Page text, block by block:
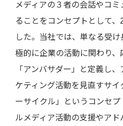
メディアの３者の会話やコ
ることをコンセプトとして
した。当社では、単なる受
極的に企業の活動に関わり
「アンバサダー」と定義し
ケティング活動を見直すサ
ーサイクル」というコンセ
ルメディア活動の支援やアド